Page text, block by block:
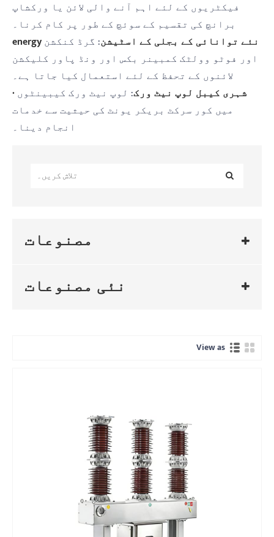
فیکٹریوں کے لئے اہم آنے والی لائن یا ورکشاپ
برانچ کی تقسیم کے سوئچ کے طور پر کام کرنا۔
energy نئے توانائی کے بجلی کے اسٹیشن: گرڈ کنکشن
اور فوٹو وولٹک کمبینر بکس اور ونڈ پاور کلیکشن
لائنوں کے تحفظ کے لئے استعمال کیا جاتا ہے۔
· شہری کیبل لوپ نیٹ ورک: لوپ نیٹ ورک کیبینٹوں
میں کور سرکٹ بریکر یونٹ کی حیثیت سے خدمات
انجام دینا۔
مصنوعات
نئی مصنوعات
View as